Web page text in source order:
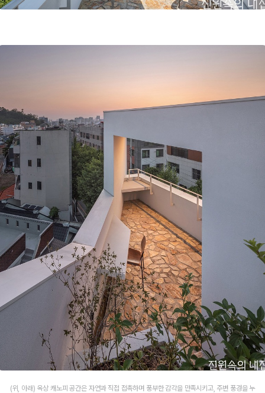
(위, 아래) 옥상 캐노피 공간은 자연과 직접 접촉하며 풍부한 감각을 만족시키고, 주변 풍경을 누